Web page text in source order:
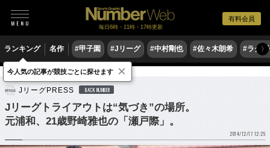
有料会員
毎日6時・11時・17時更新
ランキング 名作 #甲子園 #Jリーグ #中村剛也 #佐々木朗希 #ラグ〉
サッカー Jリーグ
JリーグPRESS BACK NUMBER
Jリーグトライアウトは“気づき”の場所。
元浦和、21歳野崎雅也の「瀬戸際」。
2014/12/17 12:25
今人気の記事が競技ごとに探せます ×